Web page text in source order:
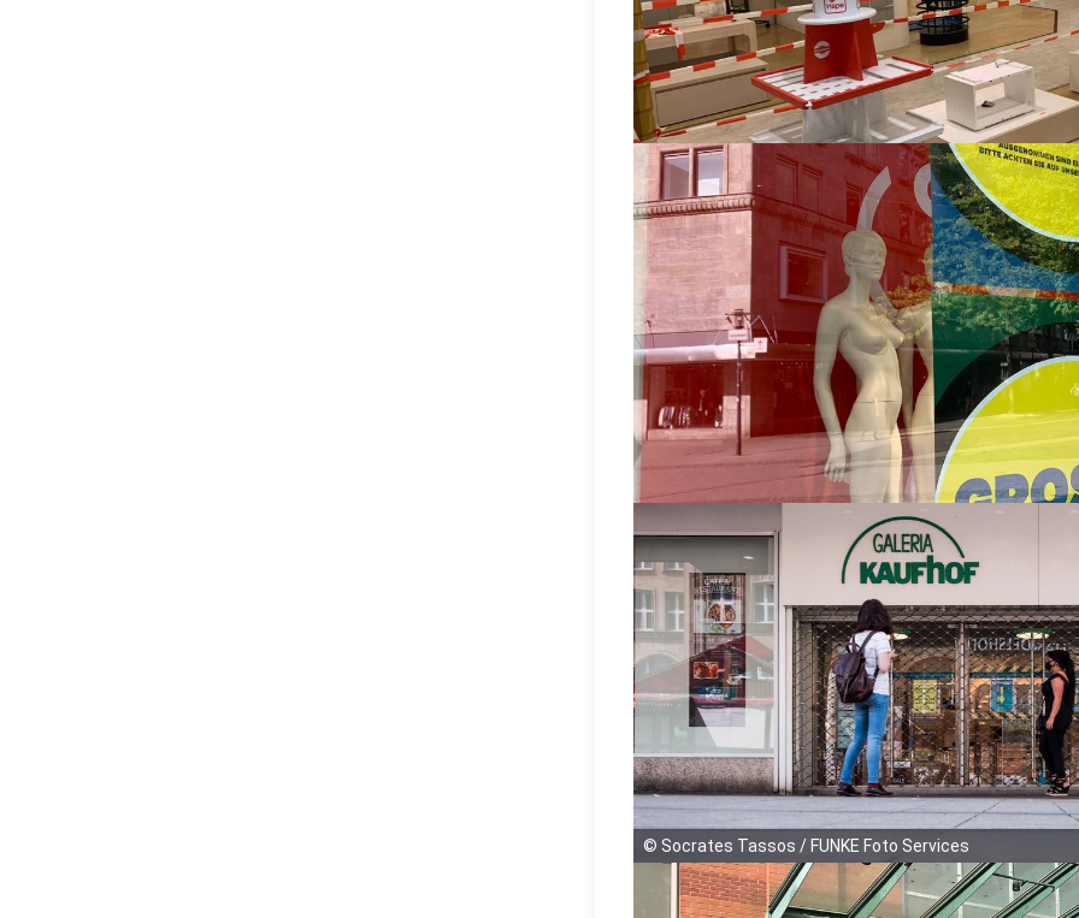
© Socrates Tassos / FUNKE Foto Services